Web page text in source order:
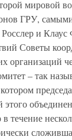
мировой
ГРУ,
и
Советы
организаций
– так
течение